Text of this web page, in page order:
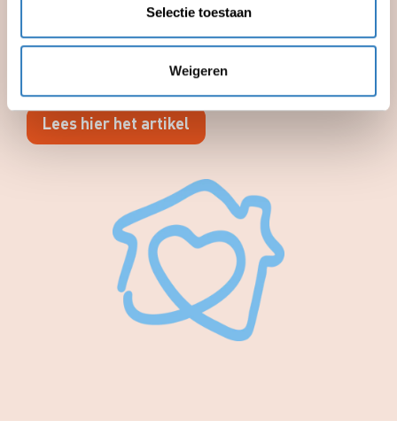
Selectie toestaan
Weigeren
Wil je meer weten over het gebouw? Lees dan
het verhaal van Boezem & Co.
Lees hier het artikel